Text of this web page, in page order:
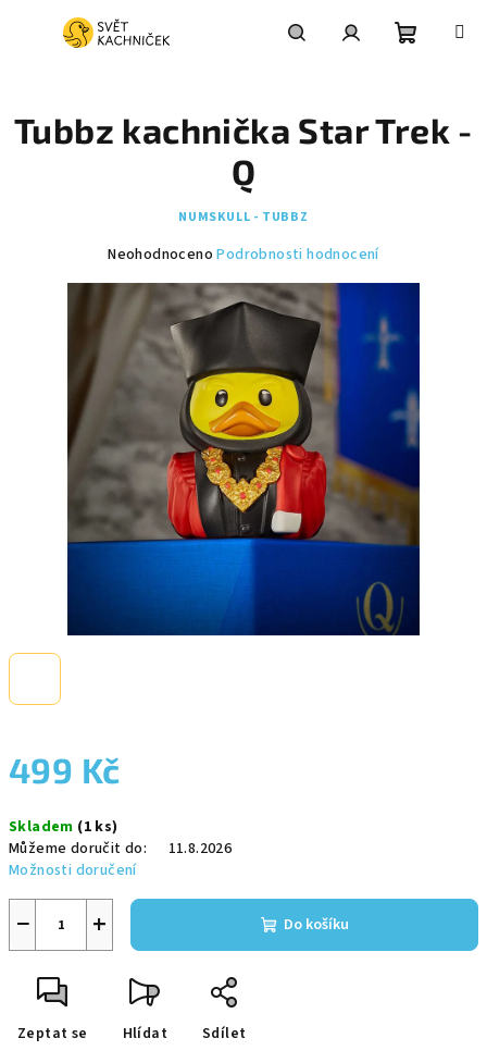
košík
499 Kč
cena:
Skladem (1 ks)
Můžeme doručit do:
11.8.2026
Možnosti doručení
+
− Do košíku
Zeptat se Hlídat Sdílet
Tubbz kachnička Star Trek -
Q
NUMSKULL - TUBBZ
Průměrné
produktu
je
hvězdiček.
Neohodnoceno Podrobnosti hodnocení